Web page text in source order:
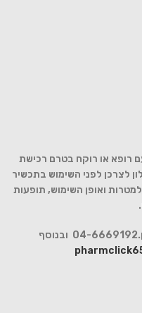
רופא או רוקח בטרם רכישת
לצרכן לפני השימוש בתכשיר
ואופן השימוש, תופעות
להתייעצות עם רוקח פנה למספר טלפון.04-6669192 ובנוסף